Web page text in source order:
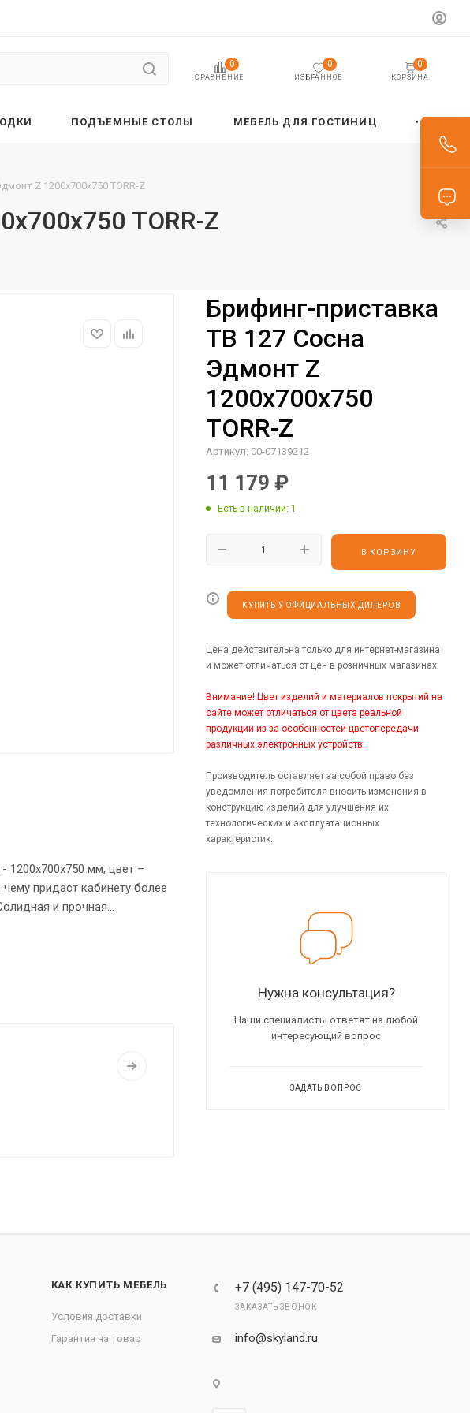
СРАВНЕНИЕ
0
ИЗБРАННОЕ
0
КОРЗИНА
0
ПОДЪЕМНЫЕ СТОЛЫ МЕБЕЛЬ ДЛЯ ГОСТИНИЦ
Z 1200х700х750 TORR-Z
TORR-Z
1200х700х750 мм, цвет –
придаст кабинету более
и прочная
на неровном полу.
Брифинг-приставка
TB 127 Сосна
Эдмонт Z
1200х700х750
TORR-Z
Артикул: 00-07139212
11 179 ₽
Есть в наличии: 1
В КОРЗИНУ
КУПИТЬ У ОФИЦИАЛЬНЫХ ДИЛЕРОВ
Цена действительна только для интернет-магазина
и может отличаться от цен в розничных магазинах.
Внимание! Цвет изделий и материалов покрытий на
сайте может отличаться от цвета реальной
продукции из-за особенностей цветопередачи
различных электронных устройств.
Производитель оставляет за собой право без
уведомления потребителя вносить изменения в
конструкцию изделий для улучшения их
технологических и эксплуатационных
характеристик.
Нужна консультация?
Наши специалисты ответят на любой
интересующий вопрос
ЗАДАТЬ ВОПРОС
КАК КУПИТЬ МЕБЕЛЬ
Условия доставки
Гарантия на товар
+7 (495) 147-70-52
ЗАКАЗАТЬ ЗВОНОК
info@skyland.ru